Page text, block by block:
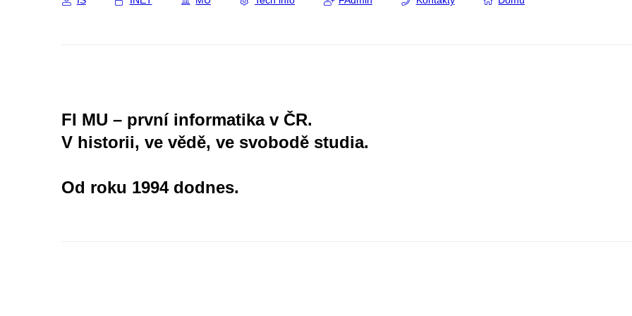
FI MU – první informatika v ČR.
V historii, ve vědě, ve svobodě studia.
Od roku 1994 dodnes.